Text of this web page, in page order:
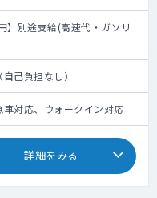
】別途支給(高速代・ガソリ
己負担なし）
対応、ウォークイン対応
詳細をみる